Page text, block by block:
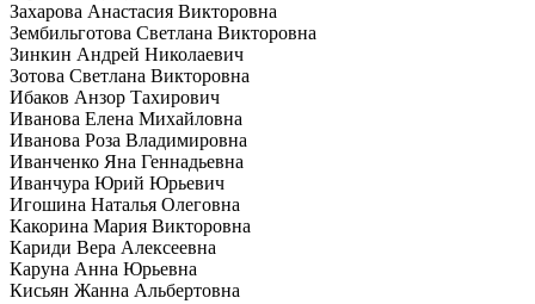
Захарова Анастасия Викторовна
Зембильготова Светлана Викторовна
Зинкин Андрей Николаевич
Зотова Светлана Викторовна
Ибаков Анзор Тахирович
Иванова Елена Михайловна
Иванова Роза Владимировна
Иванченко Яна Геннадьевна
Иванчура Юрий Юрьевич
Игошина Наталья Олеговна
Какорина Мария Викторовна
Кариди Вера Алексеевна
Каруна Анна Юрьевна
Кисьян Жанна Альбертовна